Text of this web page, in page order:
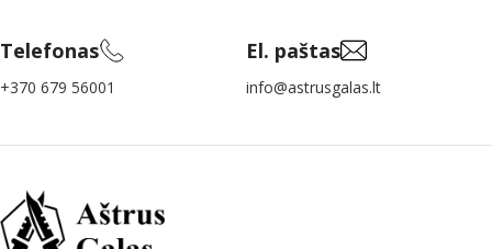
Telefonas
+370 679 56001
El. paštas
info@astrusgalas.lt